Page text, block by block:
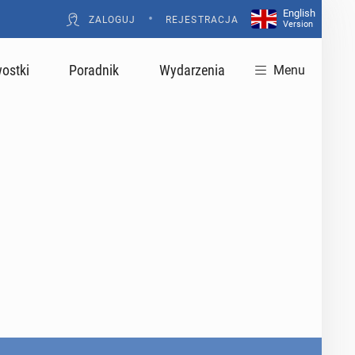
ZALOGUJ • REJESTRACJA
English
Version
Poradnik Wydarzenia Menu